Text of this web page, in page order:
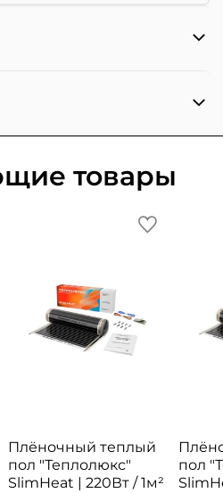
товары
Плёночный теплый
пол "Теплолюкс"
SlimHeat | 220Вт / 1м²
пол